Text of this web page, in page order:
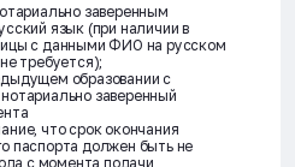
заверенным
язык (при наличии в
с данными ФИО на русском
требуется);
образовании с
заверенный
что срок окончания
паспорта должен быть не
с момента подачи